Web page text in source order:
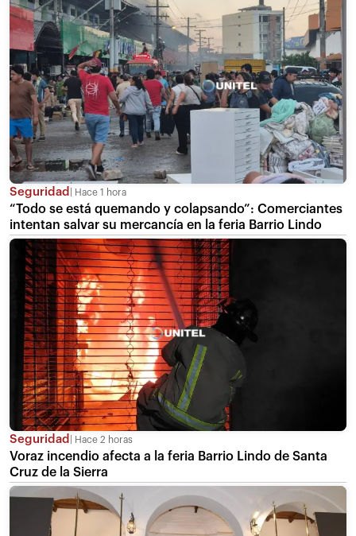
Seguridad Hace 1 hora
“Todo se está quemando y colapsando”: Comerciantes
intentan salvar su mercancía en la feria Barrio Lindo
Seguridad Hace 2 horas
Voraz incendio afecta a la feria Barrio Lindo de Santa
Cruz de la Sierra